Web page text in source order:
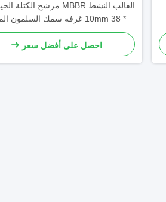
* 10mm 38 غرفه سمك السلمون المائي
احصل على أفضل سعر